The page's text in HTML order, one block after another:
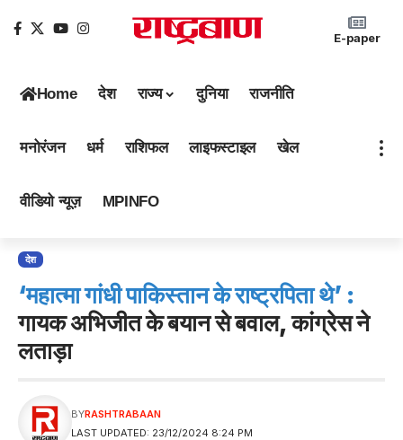
E-paper
Home देश राज्य दुनिया राजनीति
मनोरंजन धर्म राशिफल लाइफस्टाइल खेल
वीडियो न्यूज़ MPINFO
देश
‘महात्मा गांधी पाकिस्तान के राष्ट्रपिता थे’ :
गायक अभिजीत के बयान से बवाल, कांग्रेस ने
लताड़ा
LAST UPDATED: 23/12/2024 8:24 PM
BYRASHTRABAAN